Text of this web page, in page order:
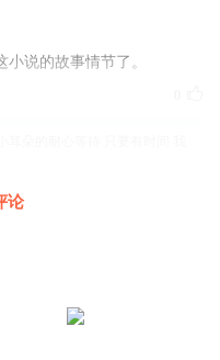
说的故事情节了。
论